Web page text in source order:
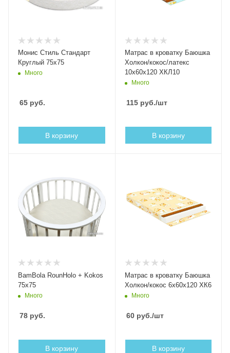
Монис Стиль Стандарт
Круглый 75x75
Много
65 руб.
В корзину
Матрас в кроватку Баюшка
Холкон/кокос/латекс
10x60x120 ХКЛ10
Много
115руб./шт
В корзину
BamBola RounHolo + Kokos
75x75
Много
78 руб.
В корзину
Матрас в кроватку Баюшка
Холкон/кокос 6x60x120 ХК6
Много
60руб./шт
В корзину